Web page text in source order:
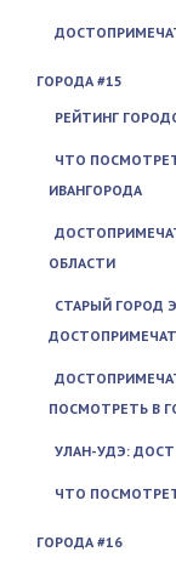
ГОРОДА #15
РЕЙТИНГ
ЧТО
ИВАНГОРОДА
ОБЛАСТИ
СТАРЫЙ ГОРОД
ПОСМОТРЕТЬ В
УЛАН-УДЭ:
ЧТО
ГОРОДА #16